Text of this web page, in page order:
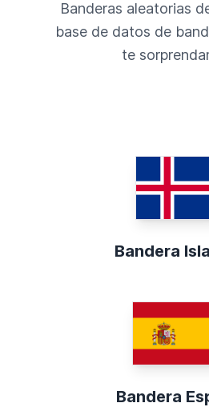
Banderas aleatorias
base de datos de
te
Bandera
Bandera